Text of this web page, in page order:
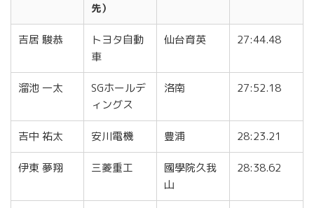
先）
吉居 駿恭
トヨタ自動
車
仙台育英 27:44.48
溜池 一太
SGホールデ
ィングス
洛南 27:52.18
吉中 祐太 安川電機 豊浦 28:23.21
伊東 夢翔 三菱重工
國學院久我
山
28:38.62